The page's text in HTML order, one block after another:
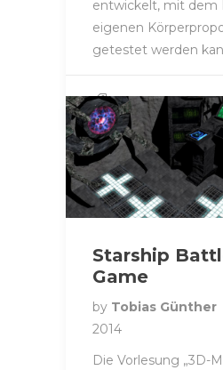
entwickelt, mit dem
eigenen
getestet werden
MODELING
Starship
Game
by Tobias Günther
2014
Die Vorlesung „3D-